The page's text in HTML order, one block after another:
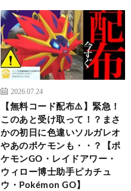
2026.07.24
【無料コード配布⚠️】緊急！
このあと受け取って！？まさ
かの初日に色違いソルガレオ
やあのポケモンも・・？【ポ
ケモンGO・レイドアワー・
ウィロー博士助手ピカチュ
ウ・Pokémon GO】